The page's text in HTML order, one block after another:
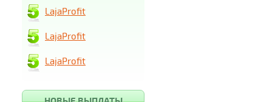
LajaProfit
LajaProfit
LajaProfit